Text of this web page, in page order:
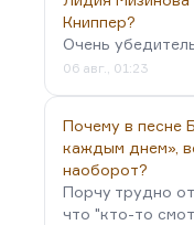
Шота Руставели в
«Лучше смерть, но
дней позор».Так что
Книппер?
Очень
06 авг., 01:23
Почему в песне
каждым днем»,
наоборот?
Порчу трудно
что "кто-то